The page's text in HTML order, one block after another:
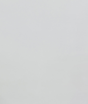
menyerahkan hak
ini untuk membayar bil
menggunakan
maklumat peribadi
Taiwan Mobile untuk
untuk pengesahan,
untuk bil ansuran oleh
lengkap melalui